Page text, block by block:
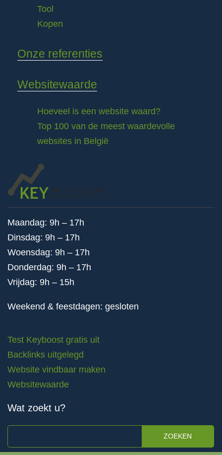
Tool
Kopen
Onze referenties
Websitewaarde
Hoeveel is een website waard?
Top 100 van de meest waardevolle
websites in België
Maandag: 9h – 17h
Dinsdag: 9h – 17h
Woensdag: 9h – 17h
Donderdag: 9h – 17h
Vrijdag: 9h – 15h
Weekend & feestdagen: gesloten
Test Keyboost gratis uit
Backlinks uitgelegd
Website vindbaar maken
Websitewaarde
Wat zoekt u?
ZOEKEN